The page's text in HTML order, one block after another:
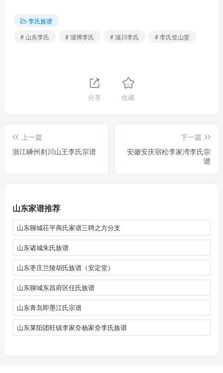
李氏族谱
# 山东李氏
# 淄博李氏 # 淄川李氏 # 李氏笠山堂
分享 收藏
上一篇
浙江嵊州剡川山王李氏宗谱
下一篇
安徽安庆宿松李家湾李氏宗
谱
山东家谱推荐
山东聊城茌平商氏家谱三聘之方分支
山东诸城朱氏族谱
山东枣庄兰陵胡氏族谱（安定堂）
山东聊城东昌府区任氏族谱
山东青岛即墨江氏宗谱
山东莱阳团旺镇李家夼杨家夼李氏族谱